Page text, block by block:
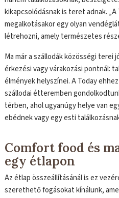
kikapcsolódásnak is teret adnak.
megalkotásakor egy olyan
létrehozni, amely természetes
Ma már a szállodák közösségi
érkezési vagy várakozási pontnál:
élmények helyszínei. A Today
szállodai étteremben
térben, ahol ugyanúgy helye van
ebédnek vagy egy esti
Comfort food és
egy étlapon
Az étlap összeállításánál is ez
szerethető fogásokat kínálunk,